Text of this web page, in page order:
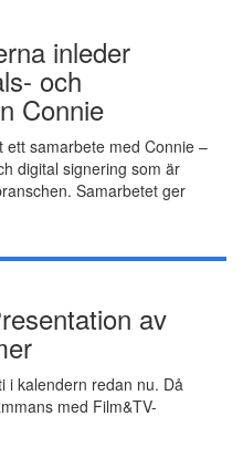
inleder
och
Connie
ett samarbete med Connie –
digital signering som är
Samarbetet ger
av
i kalendern redan nu. Då
med Film&TV-